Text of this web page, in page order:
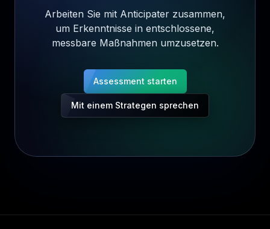
Arbeiten Sie mit Anticipater zusammen,
um Erkenntnisse in entschlossene,
messbare Maßnahmen umzusetzen.
Assessment starten
Mit einem Strategen sprechen